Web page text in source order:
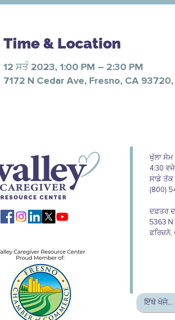
Time & Location
12 ਸਤੰ 2023, 1:00 PM – 2:30 PM
7172 N Cedar Ave, Fresno, CA 93720,
ਖੁੱਲਾ ਸੋਮ
4:30 ਵਜੇ
ਸਾਡੇ
(800)
ਦਫ਼ਤਰ
5363 N
ਫਰਿਜ਼ਨੋ,